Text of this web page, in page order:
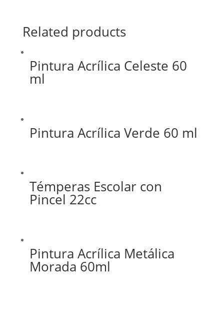
Related products
Pintura Acrílica Celeste 60
ml
Pintura Acrílica Verde 60 ml
Témperas Escolar con
Pincel 22cc
Pintura Acrílica Metálica
Morada 60ml